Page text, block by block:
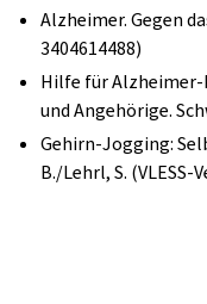
Alzheimer. Gegen
3404614488)
Hilfe für
und Angehörige.
Gehirn-Jogging:
B./Lehrl, S. (VLESS-